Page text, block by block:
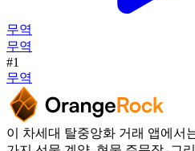
무역
무역
#1
무역
이 차세대 탈중앙화 거래 앱에서